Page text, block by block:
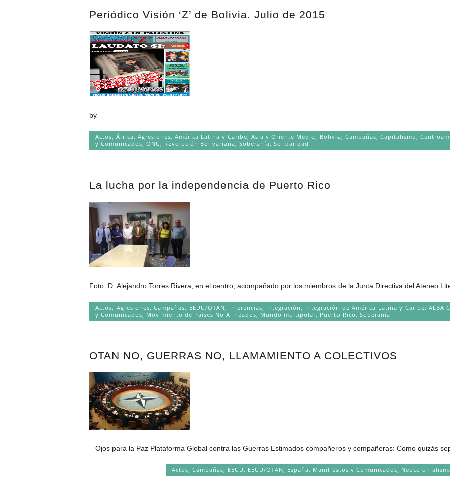
Periódico Visión ‘Z’ de Bolivia. Julio de 2015
by
Actos,África,Agresiones,América Latina y Caribe,Asia y Oriente Medio, Bolivia, Campañas, Capitalismo,
y Comunicados,ONU, Revolución Bolivariana,Soberanía,Solidaridad
La lucha por la independencia de Puerto Rico
Foto: D. Alejandro Torres Rivera, en el centro, acompañado por los miembros de la Junta Directiva del Ateneo
Actos, Agresiones,Campañas, EEUU/OTAN, Injerencias, Integración, Integración de América Latina y Caribe: ALBA
y Comunicados, Movimiento de Países No Alineados, Mundo multipolar, Puerto Rico,Soberanía
OTAN NO, GUERRAS NO, LLAMAMIENTO A COLECTIVOS
Ojos para la Paz Plataforma Global contra las Guerras Estimados compañeros y compañeras: Como quizás
Actos ,Campañas EEUU EEUU/OTAN España Manifiestos y Comunicados